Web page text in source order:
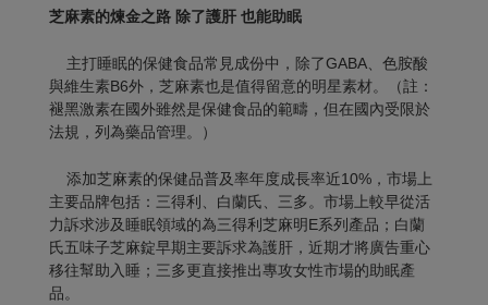
芝麻素的煉金之路 除了護肝 也能助眠
主打睡眠的保健食品常見成份中，除了GABA、色胺酸
與維生素B6外，芝麻素也是值得留意的明星素材。（註：
褪黑激素在國外雖然是保健食品的範疇，但在國內受限於
法規，列為藥品管理。）
添加芝麻素的保健品普及率年度成長率近10%，市場上
主要品牌包括：三得利、白蘭氏、三多。市場上較早從活
力訴求涉及睡眠領域的為三得利芝麻明E系列產品；白蘭
氏五味子芝麻錠早期主要訴求為護肝，近期才將廣告重心
移往幫助入睡；三多更直接推出專攻女性市場的助眠產
品。